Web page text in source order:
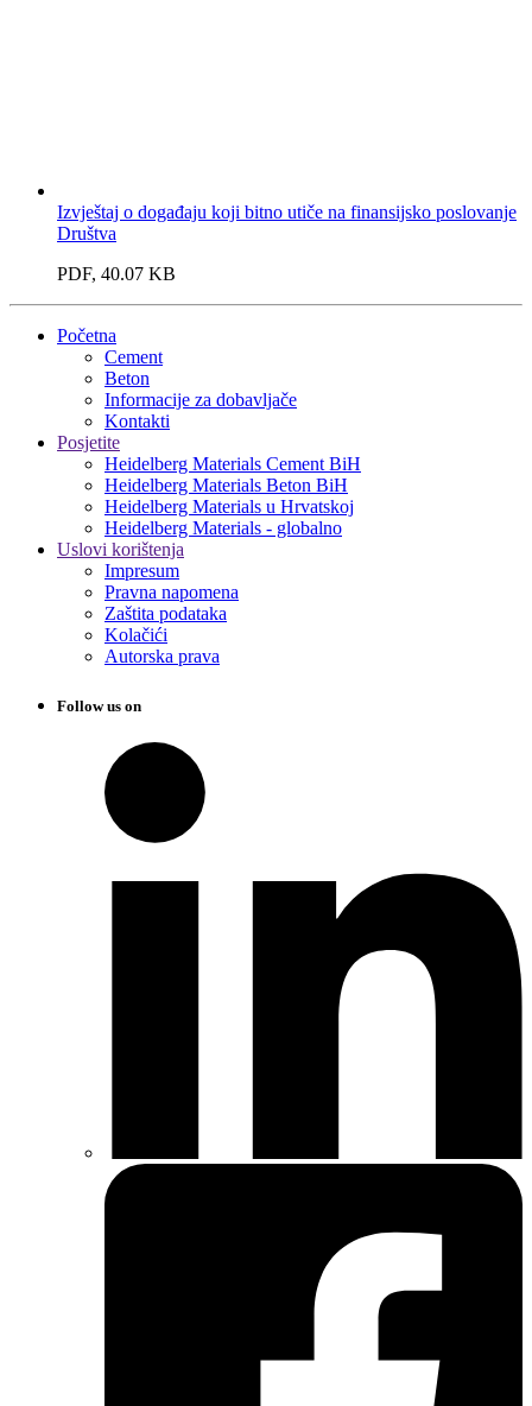
Izvještaj o događaju koji bitno utiče na finansijsko poslovanje
Društva
PDF, 40.07 KB
Početna
Cement
Beton
Informacije za dobavljače
Kontakti
Posjetite
Heidelberg Materials Cement BiH
Heidelberg Materials Beton BiH
Heidelberg Materials u Hrvatskoj
Heidelberg Materials - globalno
Uslovi korištenja
Impresum
Pravna napomena
Zaštita podataka
Kolačići
Autorska prava
Follow us on